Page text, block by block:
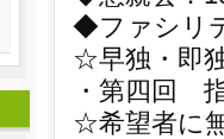
◆ファシリ
☆早独・即
・第四回
☆希望者に